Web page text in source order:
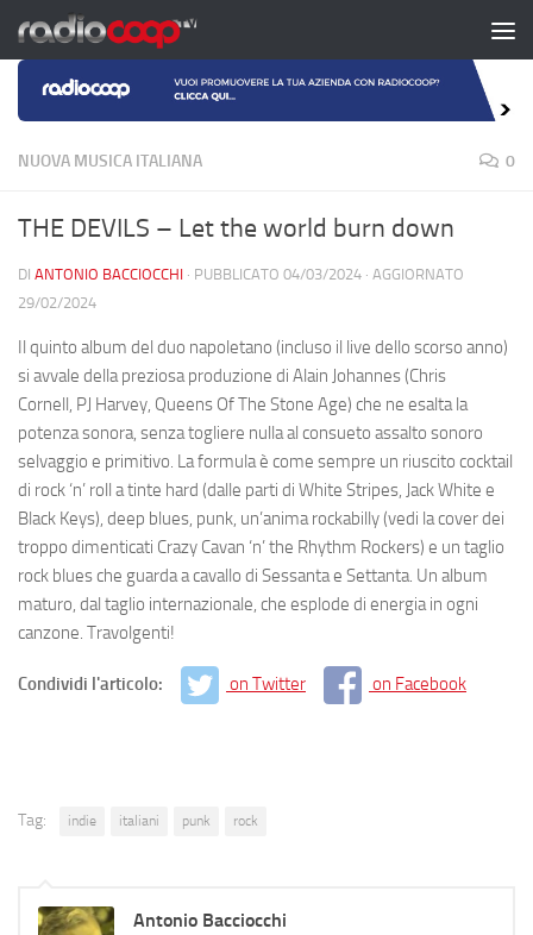
Salta al contenuto
NUOVA MUSICA ITALIANA 0
THE DEVILS – Let the world burn down
DI ANTONIO BACCIOCCHI · PUBBLICATO 04/03/2024 · AGGIORNATO
29/02/2024
Il quinto album del duo napoletano (incluso il live dello scorso anno)
si avvale della preziosa produzione di Alain Johannes (Chris
Cornell, PJ Harvey, Queens Of The Stone Age) che ne esalta la
potenza sonora, senza togliere nulla al consueto assalto sonoro
selvaggio e primitivo. La formula è come sempre un riuscito cocktail
di rock ‘n’ roll a tinte hard (dalle parti di White Stripes, Jack White e
Black Keys), deep blues, punk, un’anima rockabilly (vedi la cover dei
troppo dimenticati Crazy Cavan ‘n’ the Rhythm Rockers) e un taglio
rock blues che guarda a cavallo di Sessanta e Settanta. Un album
maturo, dal taglio internazionale, che esplode di energia in ogni
canzone. Travolgenti!
Condividi l'articolo: on Twitter on Facebook
Tag: indie italiani punk rock
Antonio Bacciocchi